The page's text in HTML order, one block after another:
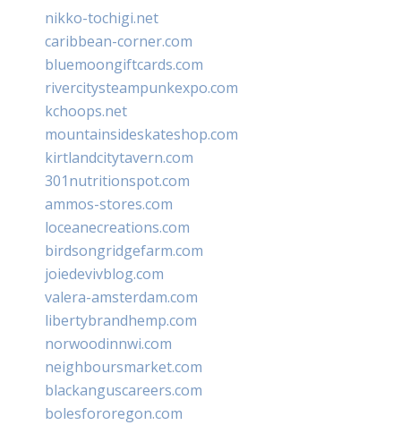
nikko-tochigi.net
caribbean-corner.com
bluemoongiftcards.com
rivercitysteampunkexpo.com
kchoops.net
mountainsideskateshop.com
kirtlandcitytavern.com
301nutritionspot.com
ammos-stores.com
loceanecreations.com
birdsongridgefarm.com
joiedevivblog.com
valera-amsterdam.com
libertybrandhemp.com
norwoodinnwi.com
neighboursmarket.com
blackanguscareers.com
bolesfororegon.com